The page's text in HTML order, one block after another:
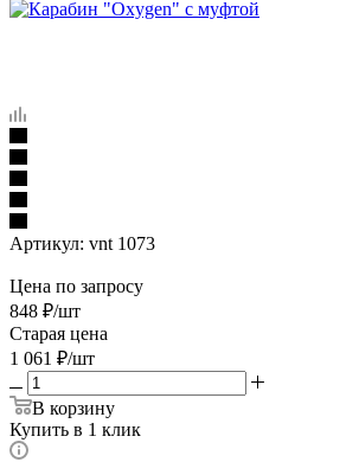
Артикул: vnt 1073
Цена по запросу
848 ₽/шт
Старая цена
1 061 ₽/шт
В корзину
Купить в 1 клик